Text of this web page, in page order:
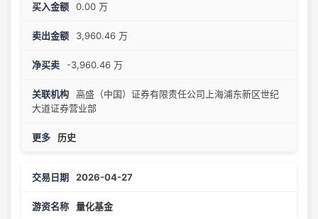
0.00 万
3,960.46 万
-3,960.46 万
高盛（中国）证券有限责任公司上海浦东新区世纪
大道证券营业部
历史
2026-04-27
量化基金